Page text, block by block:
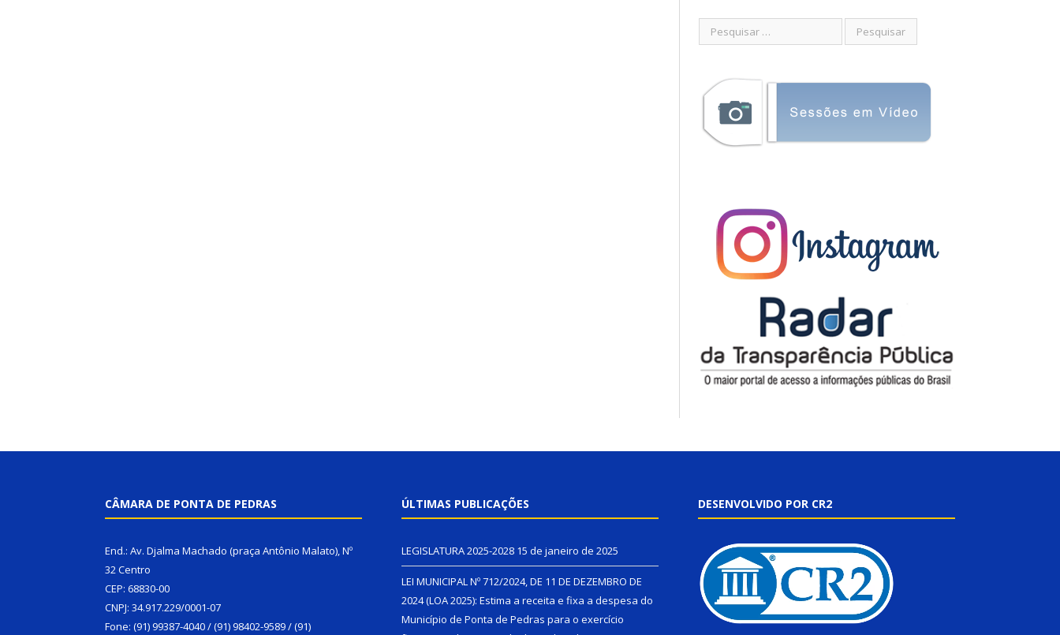
CÂMARA DE PONTA DE PEDRAS
End.: Av. Djalma Machado (praça Antônio Malato), Nº
32 Centro
CEP: 68830-00
CNPJ: 34.917.229/0001-07
Fone: (91) 99387-4040 / (91) 98402-9589 / (91)
ÚLTIMAS PUBLICAÇÕES
LEGISLATURA 2025-2028 15 de janeiro de 2025
LEI MUNICIPAL Nº 712/2024, DE 11 DE DEZEMBRO DE
2024 (LOA 2025): Estima a receita e fixa a despesa do
Município de Ponta de Pedras para o exercício
DESENVOLVIDO POR CR2